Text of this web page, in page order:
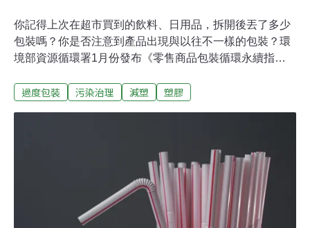
你記得上次在超市買到的飲料、日用品，拆開後丟了多少
包裝嗎？你是否注意到產品出現與以往不一樣的包裝？環
境部資源循環署1月份發布《零售商品包裝循環永續指
原則。市面常見的零售商品，普遍使用多層次包裝以利產
改用塑膠提環、設置洗滌產品補充站指引適用對象涵蓋製
造業、輸入業、零售業及包裝業，範圍包括食品、飲品、
化粧品、清潔劑及雜貨等五大商品類型。循環署也強調，
指引非法規要求，待業者累積實務經驗與可行模式後，再
評估制度化方向。食品類在食品包裝方面，餅乾、布丁等
過度包裝 污染治理 減塑 塑膠